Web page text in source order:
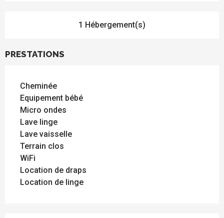
1 Hébergement(s)
PRESTATIONS
Cheminée
Equipement bébé
Micro ondes
Lave linge
Lave vaisselle
Terrain clos
WiFi
Location de draps
Location de linge